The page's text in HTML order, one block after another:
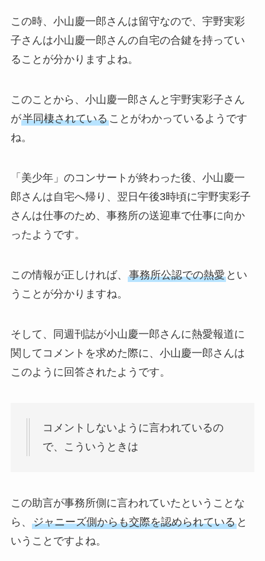
この時、小山慶一郎さんは留守なので、宇野実彩
子さんは小山慶一郎さんの自宅の合鍵を持ってい
ることが分かりますよね。
このことから、小山慶一郎さんと宇野実彩子さん
が半同棲されていることがわかっているようです
ね。
「美少年」のコンサートが終わった後、小山慶一
郎さんは自宅へ帰り、翌日午後3時頃に宇野実彩子
さんは仕事のため、事務所の送迎車で仕事に向か
ったようです。
この情報が正しければ、 事務所公認での熱愛とい
うことが分かりますね。
そして、同週刊誌が小山慶一郎さんに熱愛報道に
関してコメントを求めた際に、小山慶一郎さんは
このように回答されたようです。
コメントしないように言われているの
で、こういうときは
この助言が事務所側に言われていたということな
ら、 ジャニーズ側からも交際を認められていると
いうことですよね。